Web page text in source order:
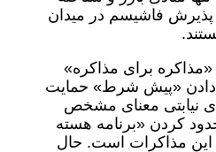
فاشیسم در میدان
برای مذاکره»
دادن «پیش شرط» حمایت
نیابتی معنای مشخص
کردن «برنامه هسته
مذاکرات است. حال